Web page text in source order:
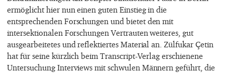
ermöglicht hier nun einen guten Einstieg in die
entsprechenden Forschungen und bietet den mit
intersektionalen Forschungen Vertrauten weiteres, gut
ausgearbeitetes und reflektiertes Material an. Zülfukar Çetin
hat für seine kürzlich beim Transcript-Verlag erschienene
Untersuchung Interviews mit schwulen Männern geführt, die